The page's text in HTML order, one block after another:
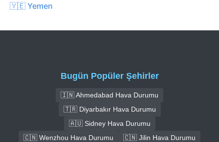
🇾🇪 Yemen
Bugün Popüler Şehirler
🇮🇳 Ahmedabad Hava Durumu
🇹🇷 Diyarbakır Hava Durumu
🇦🇺 Sidney Hava Durumu
🇨🇳 Wenzhou Hava Durumu
🇨🇳 Jilin Hava Durumu